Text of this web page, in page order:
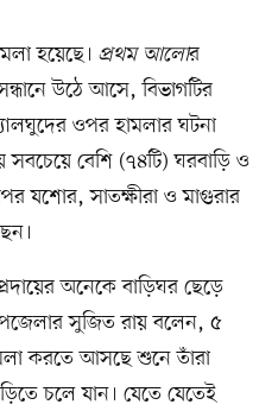
হয়েছে। প্রথম আলোর
উঠে আসে, বিভাগটির
ওপর হামলার ঘটনা
বেশি (৭৪টি) ঘরবাড়ি ও
যশোর, সাতক্ষীরা ও মাগুরার
অনেকে বাড়িঘর ছেড়ে
সুজিত রায় বলেন, ৫
করতে আসছে শুনে তাঁরা
চলে যান। যেতে যেতেই